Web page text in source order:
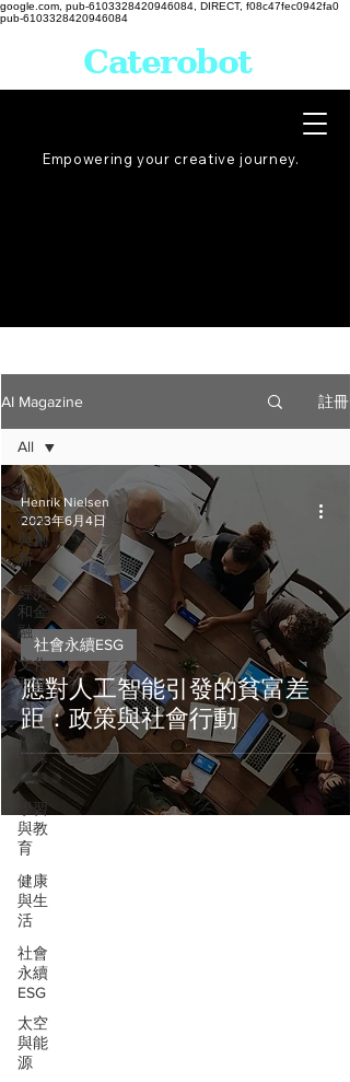
google.com, pub-6103328420946084, DIRECT, f08c47fec0942fa0
pub-6103328420946084
Empowering your creative journey.
Caterobot
AI Magazine 註冊
All
科技
與創
新
經濟
和金
融
文化
和藝
術
遊戲
與媒
體
學習
與教
育
健康
與生
活
社會
永續
ESG
太空
與能
源
All
應對人工智能引發的貧富差
距：政策與社會行動
社會永續ESG
Henrik Nielsen
2023年6月4日